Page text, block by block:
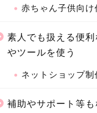
赤ちゃん子供向け
素人でも扱える便利
やツールを使う
ネットショップ制
補助やサポート等も